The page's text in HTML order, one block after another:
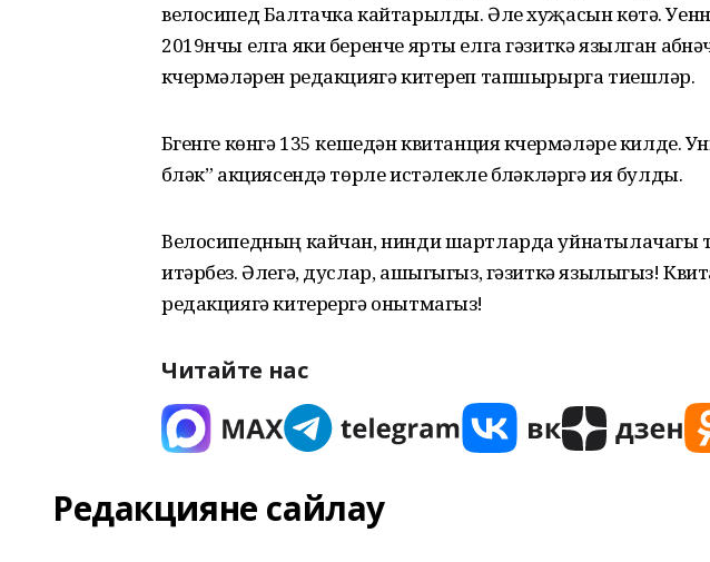
велосипед Балтачка кайтарылды. Әле хуҗасын көтә.
2019нчы елга яки беренче ярты елга гәзиткә язылган
күчермәләрен редакциягә китереп тапшырырга тиешләр.
Бүгенге көнгә 135 кешедән квитанция күчермәләре килде.
бүләк” акциясендә төрле истәлекле бүләкләргә ия булды.
Велосипедның кайчан, нинди шартларда уйнатылачагы
итәрбез. Әлегә, дуслар, ашыгыгыз, гәзиткә язылыгыз!
редакциягә китерергә онытмагыз!
Читайте нас
Редакцияне сайлау